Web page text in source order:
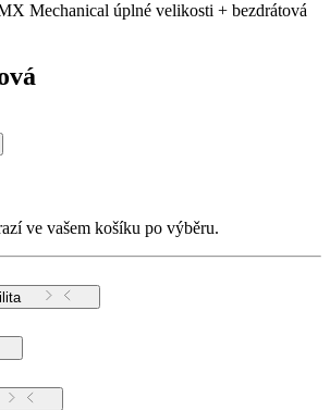
Mechanical úplné velikosti + bezdrátová
ve vašem košíku po výběru.